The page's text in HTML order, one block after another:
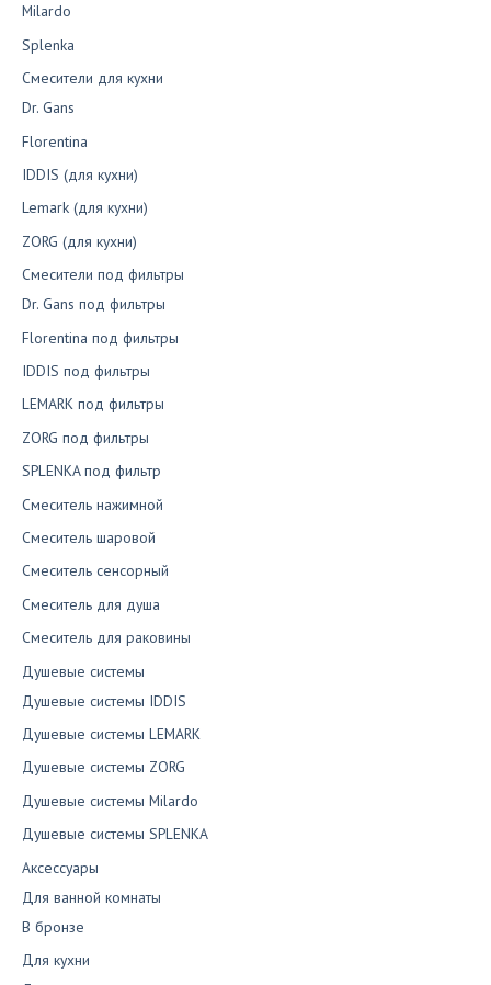
Milardo
Splenka
Смесители для кухни
Dr. Gans
Florentina
IDDIS (для кухни)
Lemark (для кухни)
ZORG (для кухни)
Смесители под фильтры
Dr. Gans под фильтры
Florentina под фильтры
IDDIS под фильтры
LEMARK под фильтры
ZORG под фильтры
SPLENKA под фильтр
Смеситель нажимной
Смеситель шаровой
Смеситель сенсорный
Смеситель для душа
Смеситель для раковины
Душевые системы
Душевые системы IDDIS
Душевые системы LEMARK
Душевые системы ZORG
Душевые системы Milardo
Душевые системы SPLENKA
Аксессуары
Для ванной комнаты
В бронзе
Для кухни